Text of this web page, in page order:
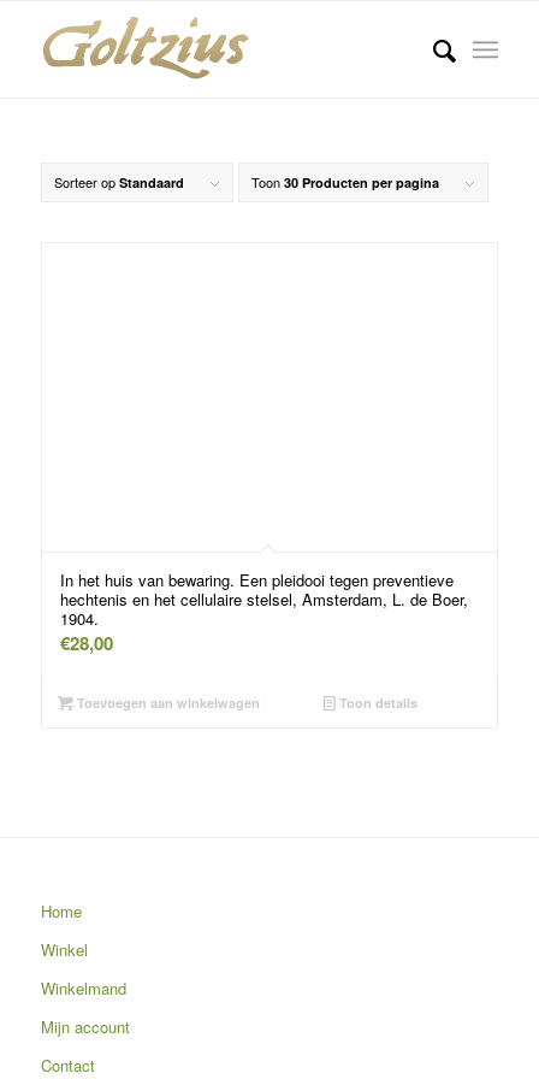
Sorteer op Standaard Toon 30 Producten per pagina
In het huis van bewaring. Een pleidooi tegen preventieve
hechtenis en het cellulaire stelsel, Amsterdam, L. de Boer,
1904.
€28,00
Toevoegen aan winkelwagen Toon details
Home
Winkel
Winkelmand
Mijn account
Contact